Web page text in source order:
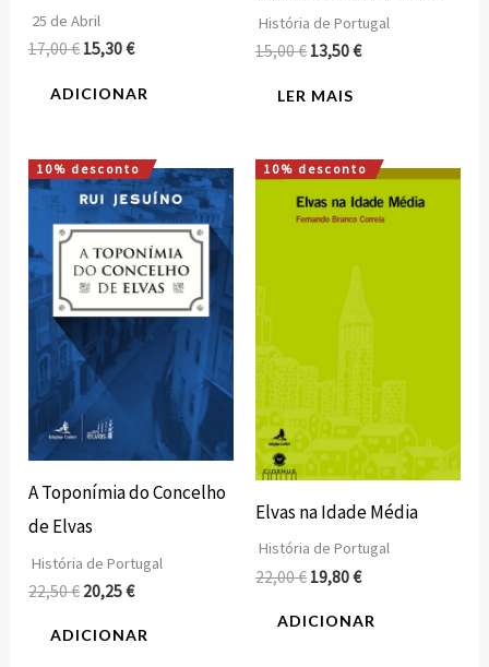
25 de Abril
17,00€ 15,30€
ADICIONAR
História de Portugal
15,00€ 13,50€
LER MAIS
10% desconto
A Toponímia do Concelho
de Elvas
História de Portugal
22,50€
O
preço
original
22,50 €.
20,25€
O
preço
atual
20,25 €.
ADICIONAR
10% desconto
Elvas na Idade Média
História de Portugal
22,00€
O
preço
original
19,80€
O
preço
atual
ADICIONAR